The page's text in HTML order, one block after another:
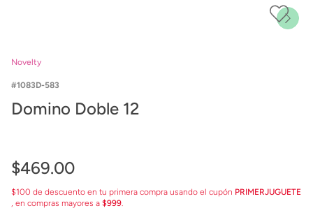
Novelty
1083D-583
Domino Doble 12
$469.00
$100 de descuento en tu primera compra usando el cupón PRIMERJUGUETE
, en compras mayores a $999.